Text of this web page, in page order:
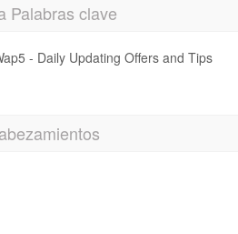
Palabras clave
- Daily Updating Offers and Tips